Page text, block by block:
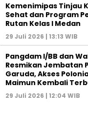
Kemenimipas Tinjau
Sehat dan Program
Rutan Kelas I Medan
29 Juli 2026 | 13:13 WIB
Pangdam I/BB dan
Resmikan Jembatan
Garuda, Akses
Maimun Kembali
29 Juli 2026 | 12:04 WIB